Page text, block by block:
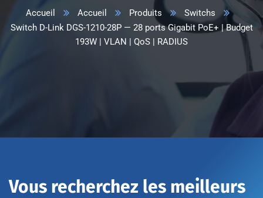
Accueil Accueil Produits
Switchs
Switch D-Link DGS-1210-28P — 28 ports Gigabit PoE+ | Budget
193W | VLAN | QoS | RADIUS
Vous recherchez les meilleurs